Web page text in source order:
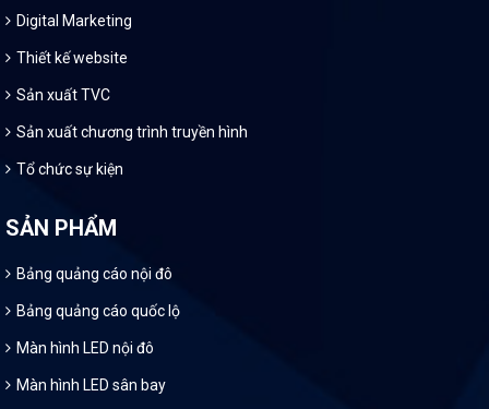
Digital Marketing
Thiết kế website
Sản xuất TVC
Sản xuất chương trình truyền hình
Tổ chức sự kiện
SẢN PHẨM
Bảng quảng cáo nội đô
Bảng quảng cáo quốc lộ
Màn hình LED nội đô
Màn hình LED sân bay